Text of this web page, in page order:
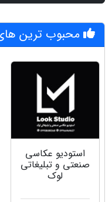
محبوب ترین
استودیو عکاسی
صنعتی و تبلیغاتی
لوک